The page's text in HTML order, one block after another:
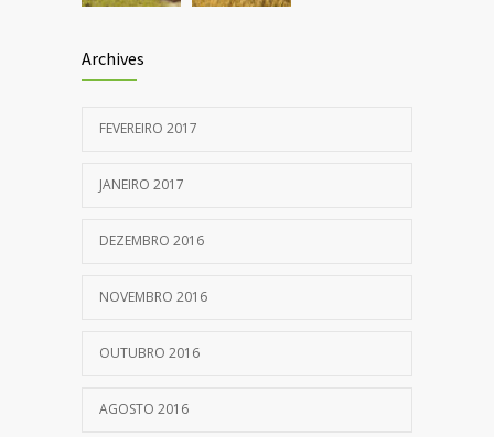
Archives
FEVEREIRO 2017
JANEIRO 2017
DEZEMBRO 2016
NOVEMBRO 2016
OUTUBRO 2016
AGOSTO 2016